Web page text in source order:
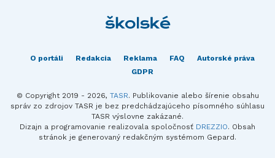
O portáli Redakcia Reklama FAQ
Autorské práva
GDPR
© Copyright 2019 - 2026, TASR. Publikovanie alebo šírenie obsahu
správ zo zdrojov TASR je bez predchádzajúceho písomného súhlasu
TASR výslovne zakázané.
Dizajn a programovanie realizovala spoločnosť DREZZIO. Obsah
stránok je generovaný redakčným systémom Gepard.